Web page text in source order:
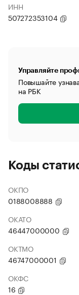
ИНН
507272353104
Управляйте
Повышайте
на РБК
Коды
ОКПО
0188008888
ОКАТО
46447000000
ОКТМО
46747000001
ОКФС
16